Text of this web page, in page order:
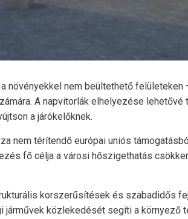
növényekkel nem beültethető
A napvitorlák elhelyezése
a járókelőknek.
nem térítendő európai uniós
fő célja a városi hőszigethatás
korszerűsítések és szabadidős
járművek közlekedését segíti a